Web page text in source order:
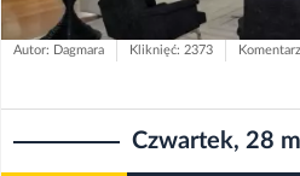
Autor: Dagmara Kliknięć: 2373
Czwartek, 28